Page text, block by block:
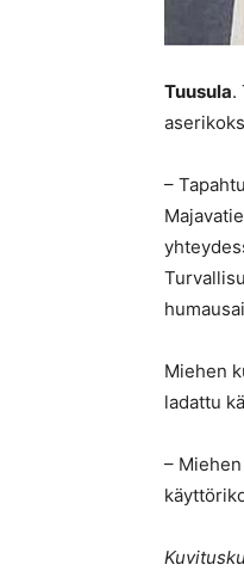
Tuusula.
–
Miehen
ladattu
–